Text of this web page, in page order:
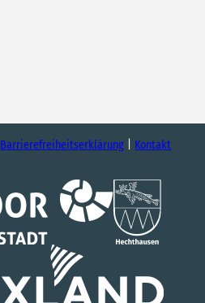
Barrierefreiheitserklärung Kontakt